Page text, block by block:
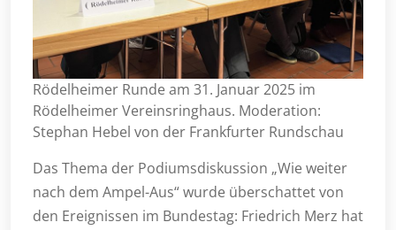
Rödelheimer Runde am 31. Januar 2025 im
Rödelheimer Vereinsringhaus. Moderation:
Stephan Hebel von der Frankfurter Rundschau
Das Thema der Podiumsdiskussion „Wie weiter
nach dem Ampel-Aus“ wurde überschattet von
den Ereignissen im Bundestag: Friedrich Merz hat